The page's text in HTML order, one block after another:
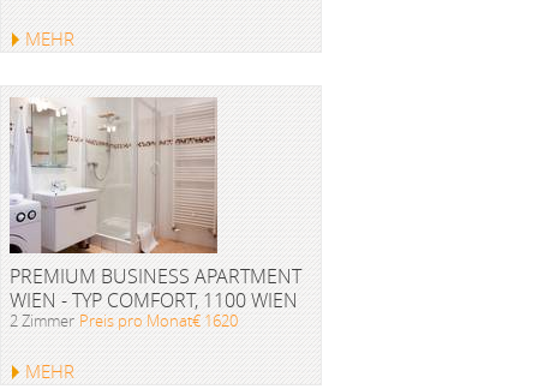
MEHR
PREMIUM BUSINESS APARTMENT
WIEN - TYP COMFORT, 1100 WIEN
2 Zimmer Preis pro Monat€ 1620
MEHR